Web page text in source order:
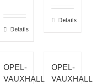
Details
Details
OPEL-
VAUXHALL
OPEL-
VAUXHALL